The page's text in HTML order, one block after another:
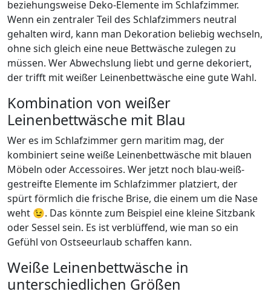
beziehungsweise Deko-Elemente im Schlafzimmer.
Wenn ein zentraler Teil des Schlafzimmers neutral
gehalten wird, kann man Dekoration beliebig wechseln,
ohne sich gleich eine neue Bettwäsche zulegen zu
müssen. Wer Abwechslung liebt und gerne dekoriert,
der trifft mit weißer Leinenbettwäsche eine gute Wahl.
Kombination von weißer
Leinenbettwäsche mit Blau
Wer es im Schlafzimmer gern maritim mag, der
kombiniert seine weiße Leinenbettwäsche mit blauen
Möbeln oder Accessoires. Wer jetzt noch blau-weiß-
gestreifte Elemente im Schlafzimmer platziert, der
spürt förmlich die frische Brise, die einem um die Nase
weht 😉. Das könnte zum Beispiel eine kleine Sitzbank
oder Sessel sein. Es ist verblüffend, wie man so ein
Gefühl von Ostseeurlaub schaffen kann.
Weiße Leinenbettwäsche in
unterschiedlichen Größen